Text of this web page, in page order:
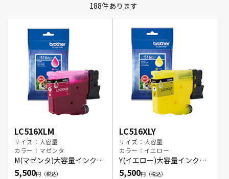
188件あります
LC516XLM
サイズ：大容量
カラー：マゼンタ
M(マゼンタ)大容量インクカ
ートリッジ
5,500
LC516XLY
サイズ：大容量
カラー：イエロー
Y(イエロー)大容量インクカ
ートリッジ
5,500